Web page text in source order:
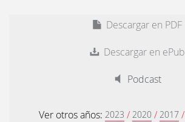
Descargar en PDF
Descargar en ePub
Podcast
Ver otros años: 2023 / 2020 / 2017 /